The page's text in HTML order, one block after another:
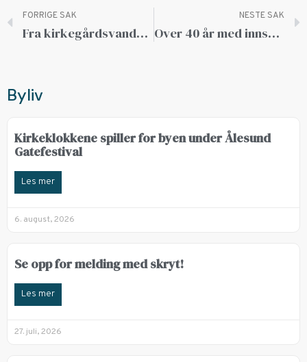
FORRIGE SAK
Fra kirkegårdsvandring til korpub på Stiftelsens Dag
NESTE SAK
Over 40 år med innsats har gitt resultater
Byliv
Kirkeklokkene spiller for byen under Ålesund
Gatefestival
Les mer
6. august, 2026
Se opp for melding med skryt!
Les mer
27. juli, 2026